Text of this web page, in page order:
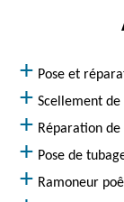
Pose et
Scellement
Réparation
Pose de
Ramoneur